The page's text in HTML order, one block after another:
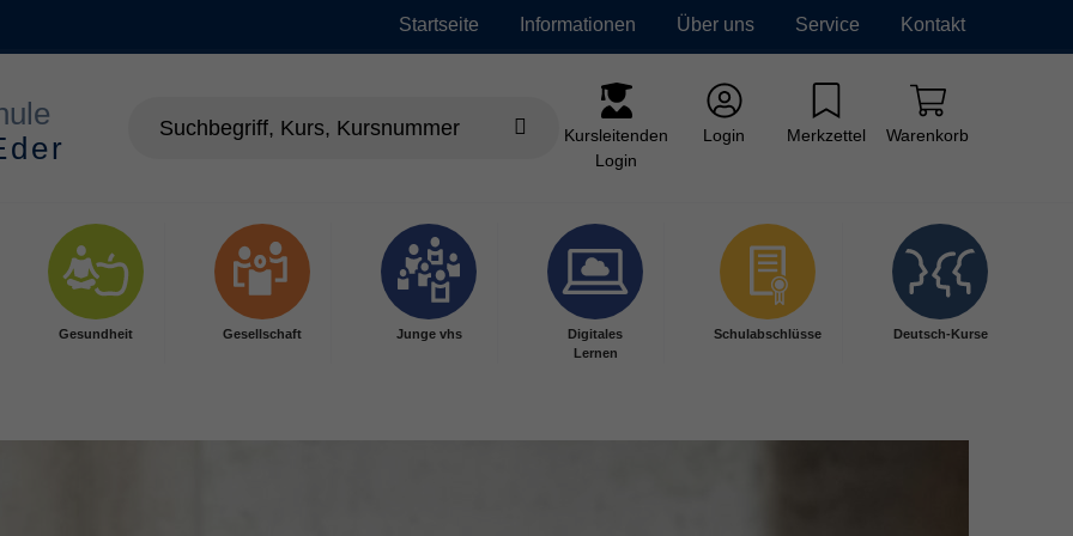
Startseite Informationen Über uns Service Kontakt
Kursleitenden
Login
Login Merkzettel Warenkorb
Gesundheit Gesellschaft Junge vhs
Digitales
Lernen
Schulabschlüsse Deutsch-Kurse